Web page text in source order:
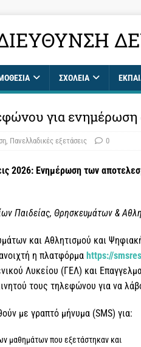
ΣΧΟΛΕΊΑ
για
, Πανελλαδικές εξετάσεις 0
2026: Ενημέρωση των
Παιδείας, Θρησκευμάτων &
και Αθλητισμού και
η πλατφόρμα https://
Λυκείου (ΓΕΛ) και
τους τηλεφώνου για να
με γραπτό μήνυμα (SMS) για:
μαθημάτων που εξετάστηκαν και